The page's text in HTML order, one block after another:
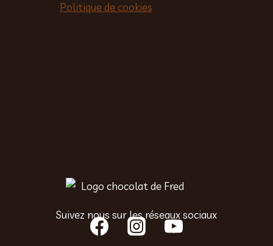
Politique de cookies
Suivez nous sur les réseaux sociaux